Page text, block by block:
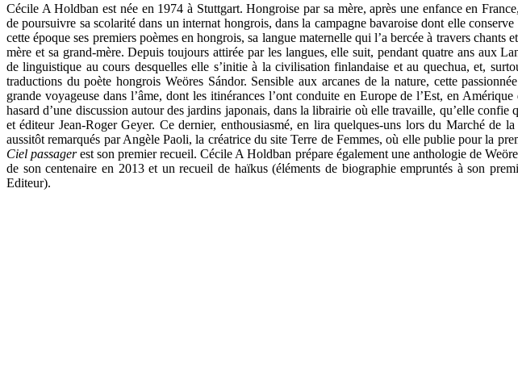
Cécile A Holdban est née en 1974 à Stuttgart. Hongroise par sa mère, après une enfance en
de poursuivre sa scolarité dans un internat hongrois, dans la campagne bavaroise dont elle
cette époque ses premiers poèmes en hongrois, sa langue maternelle qui l’a bercée à travers chants
mère et sa grand-mère. Depuis toujours attirée par les langues, elle suit, pendant quatre ans aux
de linguistique au cours desquelles elle s’initie à la civilisation finlandaise et au quechua, et,
traductions du poète hongrois Weöres Sándor. Sensible aux arcanes de la nature, cette
grande voyageuse dans l’âme, dont les itinérances l’ont conduite en Europe de l’Est, en
hasard d’une discussion autour des jardins japonais, dans la librairie où elle travaille, qu’elle confie
et éditeur Jean-Roger Geyer. Ce dernier, enthousiasmé, en lira quelques-uns lors du Marché de
aussitôt remarqués par Angèle Paoli, la créatrice du site Terre de Femmes, où elle publie pour la
Ciel passager est son premier recueil. Cécile A Holdban prépare également une anthologie de
de son centenaire en 2013 et un recueil de haïkus (éléments de biographie empruntés à son
Editeur).